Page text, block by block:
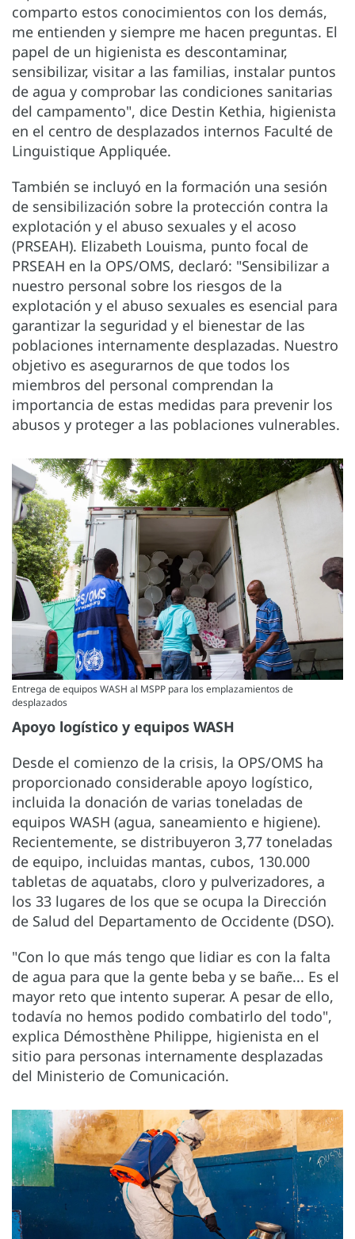
comparto estos conocimientos con los demás,
me entienden y siempre me hacen preguntas. El
papel de un higienista es descontaminar,
sensibilizar, visitar a las familias, instalar puntos
de agua y comprobar las condiciones sanitarias
del campamento", dice Destin Kethia, higienista
en el centro de desplazados internos Faculté de
Linguistique Appliquée.
También se incluyó en la formación una sesión
de sensibilización sobre la protección contra la
explotación y el abuso sexuales y el acoso
(PRSEAH). Elizabeth Louisma, punto focal de
PRSEAH en la OPS/OMS, declaró: "Sensibilizar a
nuestro personal sobre los riesgos de la
explotación y el abuso sexuales es esencial para
garantizar la seguridad y el bienestar de las
poblaciones internamente desplazadas. Nuestro
objetivo es asegurarnos de que todos los
miembros del personal comprendan la
importancia de estas medidas para prevenir los
abusos y proteger a las poblaciones vulnerables.
Entrega de equipos WASH al MSPP para los emplazamientos de
desplazados
Apoyo logístico y equipos WASH
Desde el comienzo de la crisis, la OPS/OMS ha
proporcionado considerable apoyo logístico,
incluida la donación de varias toneladas de
equipos WASH (agua, saneamiento e higiene).
Recientemente, se distribuyeron 3,77 toneladas
de equipo, incluidas mantas, cubos, 130.000
tabletas de aquatabs, cloro y pulverizadores, a
los 33 lugares de los que se ocupa la Dirección
de Salud del Departamento de Occidente (DSO).
"Con lo que más tengo que lidiar es con la falta
de agua para que la gente beba y se bañe... Es el
mayor reto que intento superar. A pesar de ello,
todavía no hemos podido combatirlo del todo",
explica Démosthène Philippe, higienista en el
sitio para personas internamente desplazadas
del Ministerio de Comunicación.